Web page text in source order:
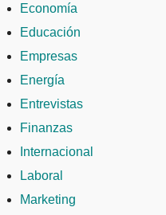
Economía
Educación
Empresas
Energía
Entrevistas
Finanzas
Internacional
Laboral
Marketing